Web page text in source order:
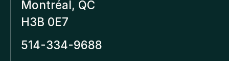
Montréal, QC
H3B 0E7
514-334-9688